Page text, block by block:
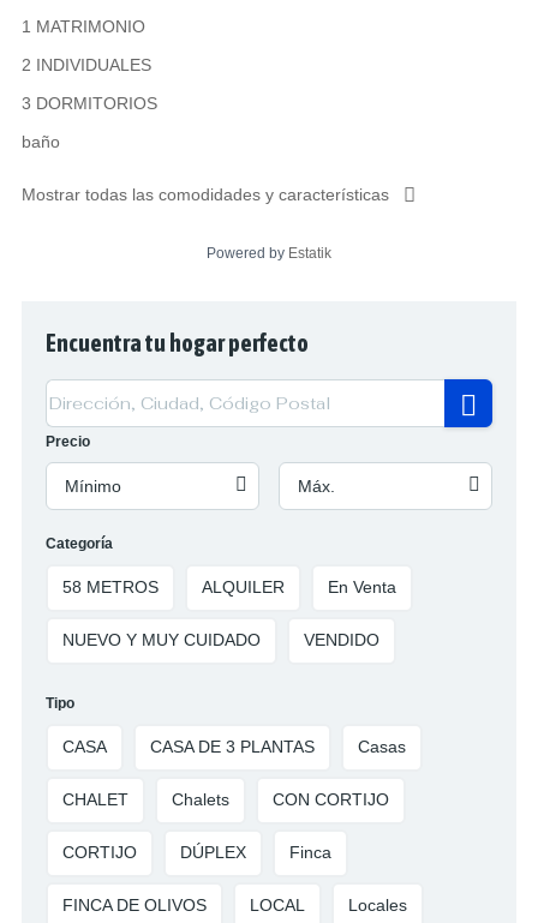
1 MATRIMONIO
2 INDIVIDUALES
3 DORMITORIOS
baño
Mostrar todas las comodidades y características
Powered by Estatik
Encuentra tu hogar perfecto
Precio
Mínimo Máx.
Categoría
58 METROS ALQUILER En Venta
NUEVO Y MUY CUIDADO VENDIDO
Tipo
CASA CASA DE 3 PLANTAS Casas
CHALET Chalets CON CORTIJO
CORTIJO DÚPLEX Finca
FINCA DE OLIVOS LOCAL Locales